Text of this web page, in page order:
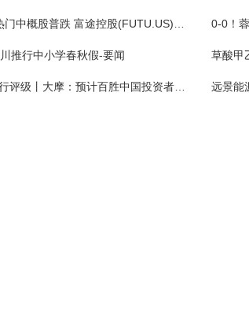
推行中小学春秋假-要闻 草酸甲
远景能